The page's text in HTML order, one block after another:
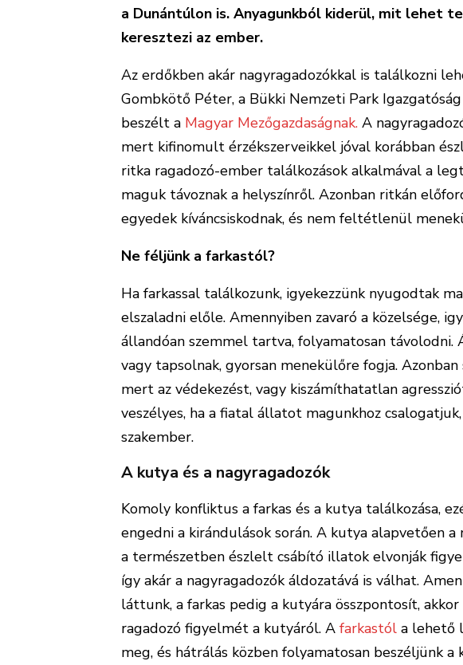
a Dunántúlon is. Anyagunkból kiderül, mit lehet
keresztezi az ember.
Az erdőkben akár nagyragadozókkal is találkozni
Gombkötő Péter, a Bükki Nemzeti Park
beszélt a Magyar Mezőgazdaságnak. A
mert kifinomult érzékszerveikkel jóval korábban
ritka ragadozó-ember találkozások alkalmával a
maguk távoznak a helyszínről. Azonban ritkán
egyedek kíváncsiskodnak, és nem feltétlenül
Ne féljünk a farkastól?
Ha farkassal találkozunk, igyekezzünk nyugodtak
elszaladni előle. Amennyiben zavaró a közelsége,
állandóan szemmel tartva, folyamatosan távolodni.
vagy tapsolnak, gyorsan menekülőre fogja.
mert az védekezést, vagy kiszámíthatatlan
veszélyes, ha a fiatal állatot magunkhoz
szakember.
A kutya és a nagyragadozók
Komoly konfliktus a farkas és a kutya találkozása,
engedni a kirándulások során. A kutya alapvetően
a természetben észlelt csábító illatok elvonják
így akár a nagyragadozók áldozatává is válhat.
láttunk, a farkas pedig a kutyára összpontosít,
ragadozó figyelmét a kutyáról. A farkastól a lehető
meg, és hátrálás közben folyamatosan beszéljünk a